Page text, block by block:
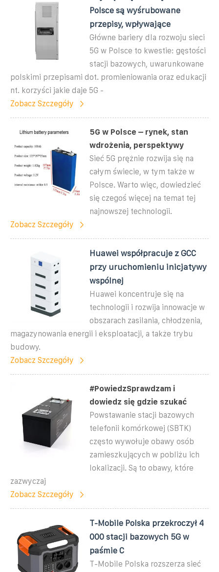
Polsce są wyśrubowane
przepisy, wpływające
Główne bariery dla rozwoju sieci
5G w Polsce to kwestie: gęstości
stacji bazowych, uwarunkowane
polskimi przepisami dot. promieniowania oraz edukacji
nt. korzyści jakie daje 5G -
Zobacz Szczegóły
5G w Polsce – rynek, stan
wdrożenia, perspektywy
Sieć 5G prężnie rozwija się na
całym świecie, w tym także w
Polsce. Warto więc, dowiedzieć
się czegoś więcej na temat tej
najnowszej technologii.
Zobacz Szczegóły
Huawei współpracuje z GCC
przy uruchomieniu inicjatywy
wspólnej
Huawei koncentruje się na
technologii i rozwija innowacje w
obszarach zasilania, chłodzenia,
magazynowania energii i eksploatacji, a także trybu
budowy.
Zobacz Szczegóły
#PowiedzSprawdzam i
dowiedz się gdzie szukać
Powstawanie stacji bazowych
telefonii komórkowej (SBTK)
często wywołuje obawy osób
zamieszkujących w pobliżu ich
lokalizacji. Są to obawy, które
zazwyczaj
Zobacz Szczegóły
T-Mobile Polska przekroczył 4
000 stacji bazowych 5G w
paśmie C
T-Mobile Polska rozszerza sieć